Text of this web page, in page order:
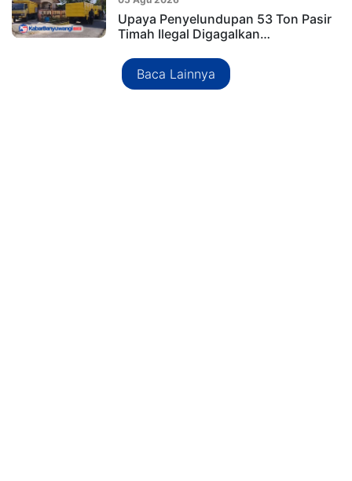
Upaya Penyelundupan 53 Ton Pasir
Timah Ilegal Digagalkan…
Baca Lainnya